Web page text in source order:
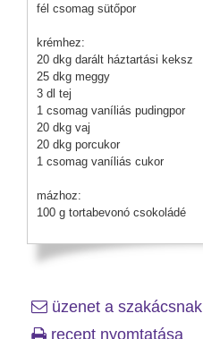
fél csomag sütőpor
krémhez:
20 dkg darált háztartási keksz
25 dkg meggy
3 dl tej
1 csomag vaníliás pudingpor
20 dkg vaj
20 dkg porcukor
1 csomag vaníliás cukor
mázhoz:
100 g tortabevonó csokoládé
üzenet a szakácsnak
recept nyomtatása